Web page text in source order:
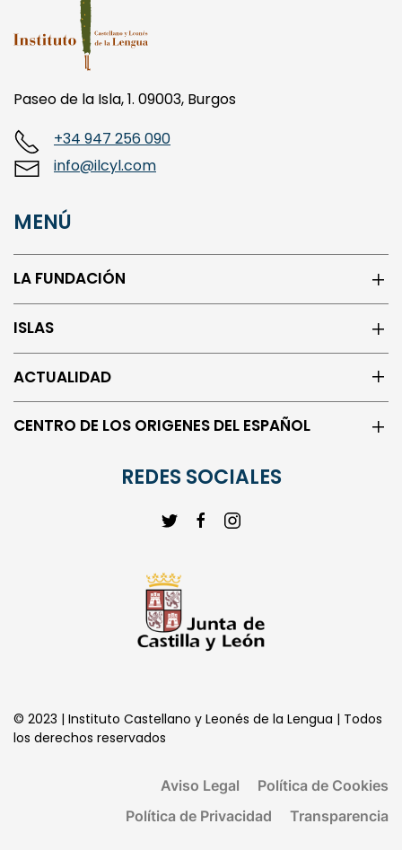
Paseo de la Isla, 1. 09003, Burgos
+34 947 256 090
MENÚ
LA FUNDACIÓN
ISLAS
ACTUALIDAD
© 2023 | Instituto Castellano y Leonés de la Lengua | Todos
Aviso Legal
Política de Cookies